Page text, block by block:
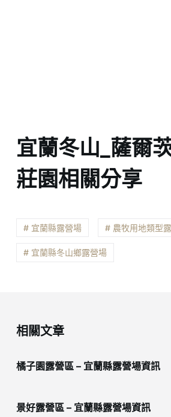
宜蘭冬山_薩爾
莊園相關分享
# 宜蘭縣露營場 # 農牧用地類型
# 宜蘭縣冬山鄉露營場
相關文章
橘子園露營區 – 宜蘭縣露營場資訊
景好露營區 – 宜蘭縣露營場資訊